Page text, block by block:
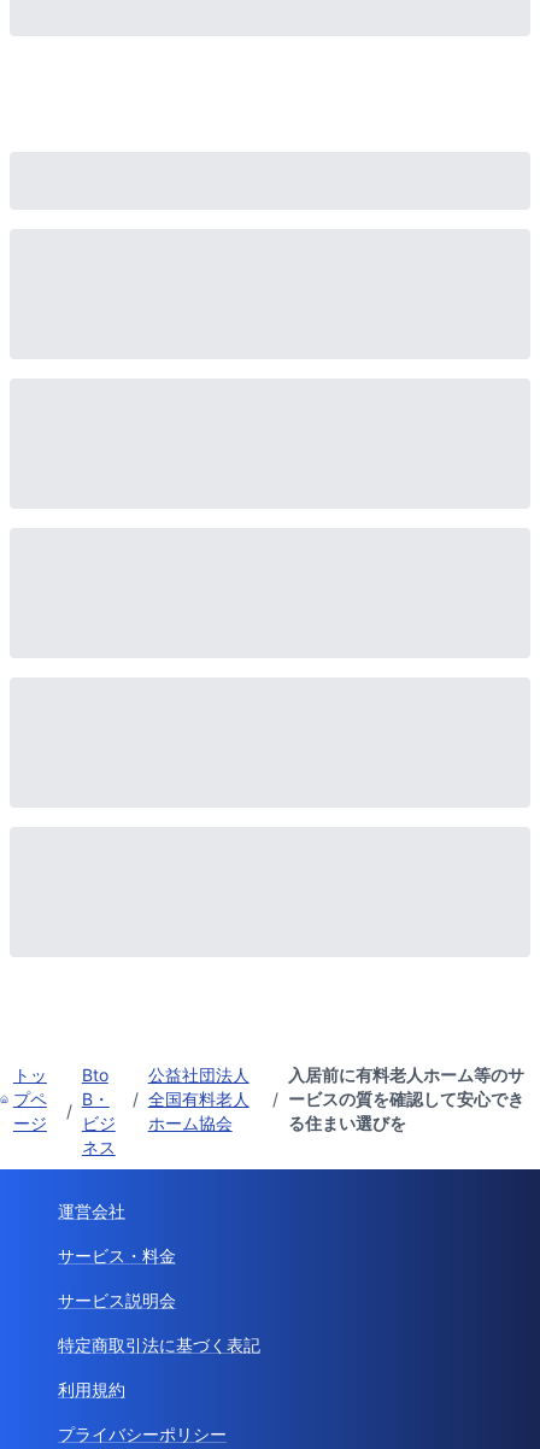
トッ
プペ
ージ
/
Bto
B・
ビジ
ネス
/
公益社団法人
全国有料老人
ホーム協会
/
入居前に有料老人ホーム等のサ
ービスの質を確認して安心でき
る住まい選びを
運営会社
サービス・料金
サービス説明会
特定商取引法に基づく表記
利用規約
プライバシーポリシー